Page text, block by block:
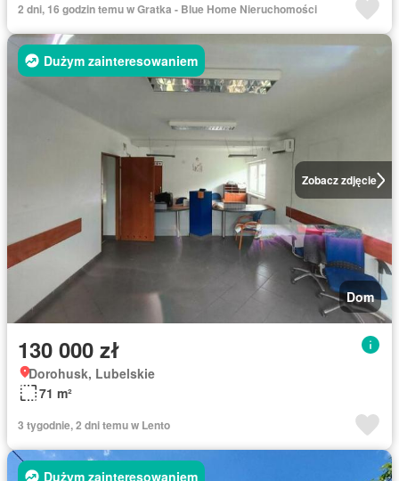
2 dni, 16 godzin temu w Gratka - Blue Home Nieruchomości
Zobacz zdjęcie
Dużym zainteresowaniem
Dom
130 000 zł
Dorohusk, Lubelskie
71 m²
3 tygodnie, 2 dni temu w Lento
Dużym zainteresowaniem